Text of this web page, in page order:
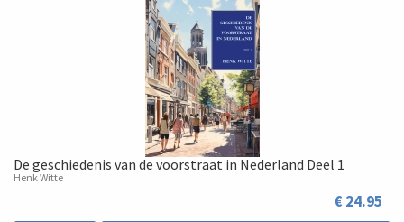
De geschiedenis van de voorstraat in Nederland Deel 1
Henk Witte
€ 24.95